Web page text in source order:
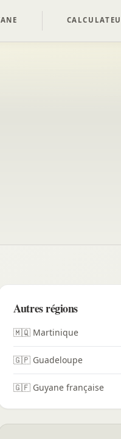
Autres régions
🇲🇶 Martinique
🇬🇵 Guadeloupe
🇬🇫 Guyane française